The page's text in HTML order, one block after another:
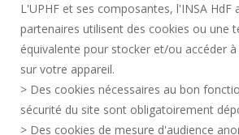
ACCESIBILIDAD
INFORMACIÓN LEGAL
CONTACTOS
DATOS PERSONALES
SERVICIOS PÚBLICOS +
CRÉDITOS
L'UPHF et ses composantes, l'INSA HdF
partenaires utilisent des cookies ou une
équivalente pour stocker et/ou accéder
sur votre appareil.
> Des cookies nécessaires au bon
sécurité du site sont obligatoirement
> Des cookies de mesure d'audience